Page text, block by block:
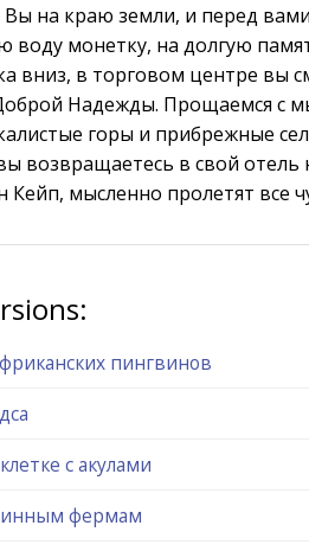
на краю земли, и перед
воду монетку, на долгую
вниз, в торговом центре вы
Надежды. Прощаемся с
горы и прибрежные
возвращаетесь в свой отель
Кейп, мысленно пролетят все
пингвинов
с акулами
фермам